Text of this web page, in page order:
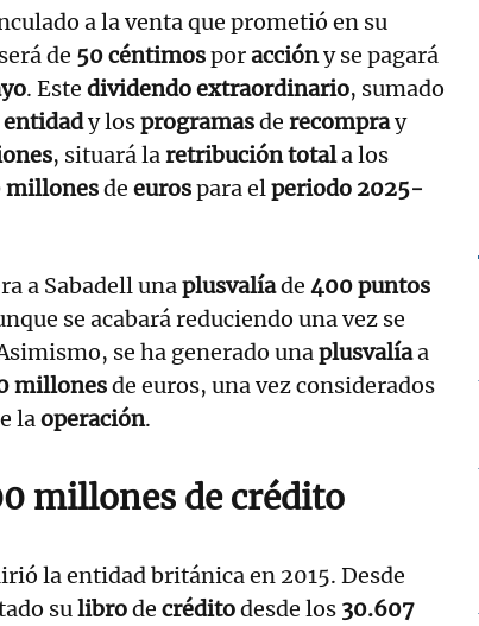
a la venta que prometió en su
será de 50 céntimosporaccióny se pagará
. Este dividendo extraordinario, sumado
entidady losprogramasde recompray
, situará laretribución totala los
millonesde eurospara elperiodo 2025-
a Sabadell unaplusvalíade 400 puntos
se acabará reduciendo una vez se
se ha generado unaplusvalíaa
millonesde euros, una vez considerados
laoperación.
millones de crédito
la entidad británica en 2015. Desde
sulibrode créditodesde los 30.607